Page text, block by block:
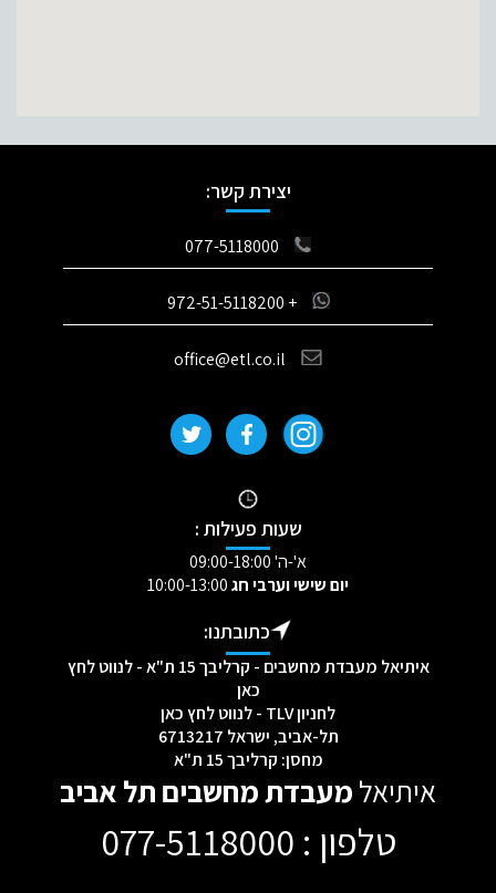
יצירת קשר:
077-5118000
+ 972-51-5118200
office@etl.co.il
שעות פעילות :
א'-ה' 09:00-18:00
יום שישי וערבי חג
כתובתנו:
איתיאל מעבדת מחשבים - קרליבך 15 ת"א - לנווט לחץ
כאן
לחניון TLV - לנווט לחץ כאן
תל-אביב, ישראל 6713217
מחסן: קרליבך 15 ת"א
איתיאלמעבדת מחשבים תל אביב
טלפון : 077-5118000